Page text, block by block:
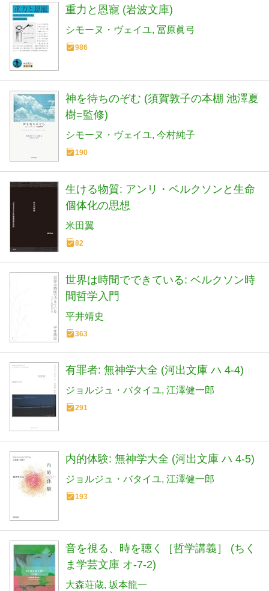
重力と恩寵 (岩波文庫)
シモーヌ・ヴェイユ 冨原眞弓
986
神を待ちのぞむ (須賀敦子の本棚 池澤夏
樹=監修)
シモーヌ・ヴェイユ 今村純子
190
生ける物質: アンリ・ベルクソンと生命
個体化の思想
米田翼
82
世界は時間でできている: ベルクソン時
間哲学入門
平井靖史
363
有罪者: 無神学大全 (河出文庫 ハ 4-4)
ジョルジュ・バタイユ 江澤健一郎
291
内的体験: 無神学大全 (河出文庫 ハ 4-5)
ジョルジュ・バタイユ 江澤健一郎
193
音を視る、時を聴く［哲学講義］ (ちく
ま学芸文庫 オ-7-2)
大森荘蔵 坂本龍一